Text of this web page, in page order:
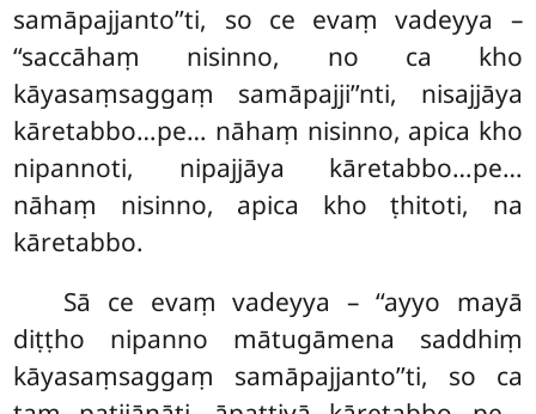
samāpajjanto’’ti, so ce evaṃ vadeyya –
‘‘saccāhaṃ nisinno, no ca kho
kāyasaṃsaggaṃ samāpajji’’nti, nisajjāya
kāretabbo…pe… nāhaṃ nisinno, apica kho
nipannoti, nipajjāya kāretabbo…pe…
nāhaṃ nisinno, apica kho ṭhitoti, na
kāretabbo.
Sā ce evaṃ vadeyya – ‘‘ayyo mayā
diṭṭho nipanno mātugāmena saddhiṃ
kāyasaṃsaggaṃ samāpajjanto’’ti, so ca